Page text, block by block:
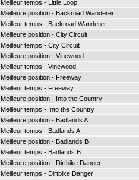
Meilleur temps - Little Loop
Meilleure position - Backroad Wanderer
Meilleur temps - Backroad Wanderer
Meilleure position - City Circuit
Meilleur temps - City Circuit
Meilleure position - Vinewood
Meilleur temps - Vinewood
Meilleure position - Freeway
Meilleur temps - Freeway
Meilleure position - Into the Country
Meilleur temps - Into the Country
Meilleure position - Badlands A
Meilleur temps - Badlands A
Meilleure position - Badlands B
Meilleur temps - Badlands B
Meilleure position - Dirtbike Danger
Meilleur temps - Dirtbike Danger